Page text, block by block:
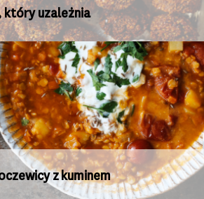
który uzależnia
z kuminem